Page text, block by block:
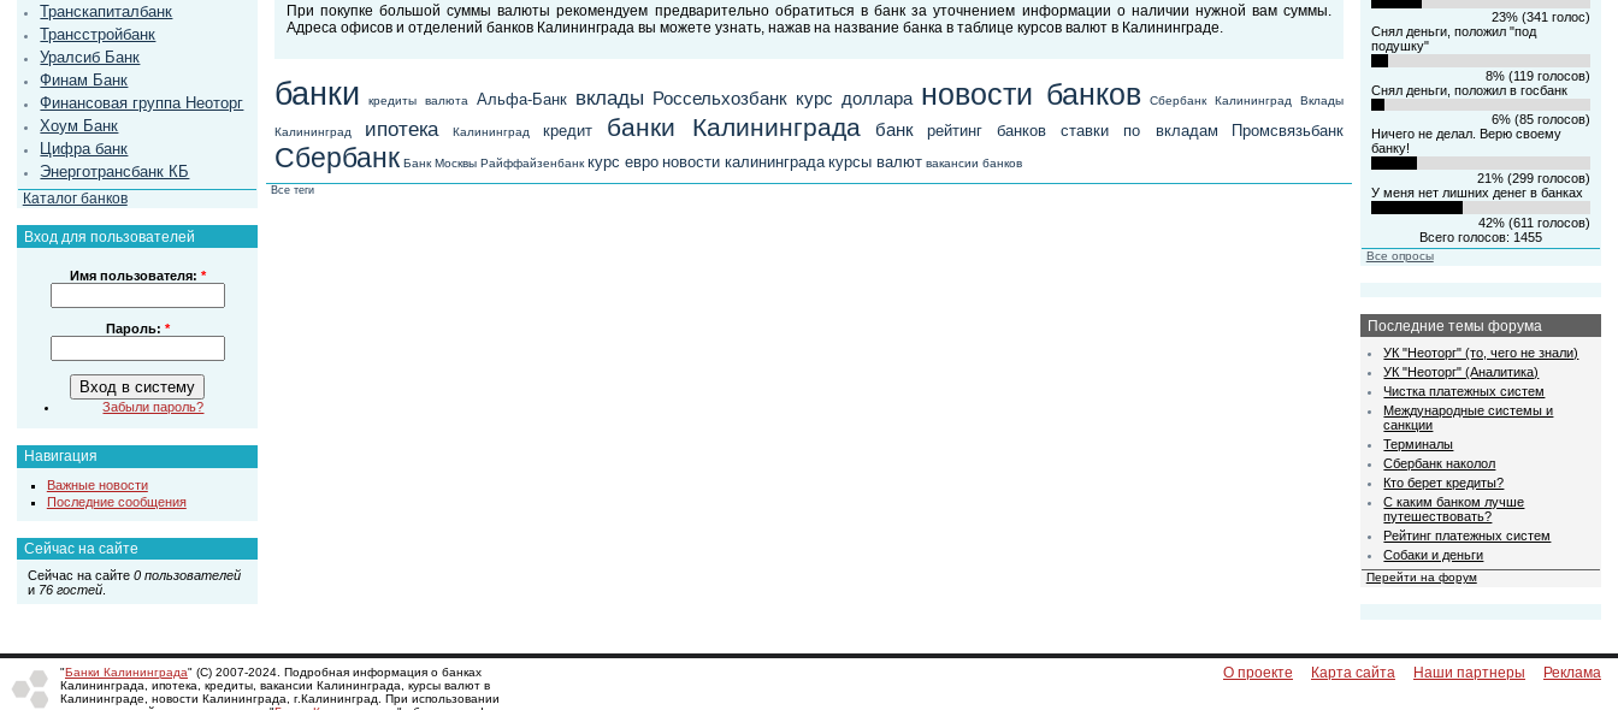
Транскапиталбанк
Трансстройбанк
Уралсиб Банк
Финам Банк
Финансовая группа Неоторг
Хоум Банк
Цифра банк
Энерготрансбанк КБ
Каталог банков
Вход для пользователей
Имя пользователя: *
Пароль: *
Забыли пароль?
Навигация
Важные новости
Последние сообщения
Сейчас на сайте
Сейчас на сайте 0 пользователей
и 76 гостей.
При покупке большой суммы валюты рекомендуем предварительно обратиться в банк за уточнением информации о наличии нужной вам суммы.
Адреса офисов и отделений банков Калининграда вы можете узнать, нажав на название банка в таблице курсов валют в Калининграде.
банки кредиты валюта Альфа-Банк вклады Россельхозбанк курс доллара новости банков Сбербанк Калининград Вклады
Калининград ипотека Калининград кредит банки Калининграда банк рейтинг банков ставки по вкладам Промсвязьбанк
Сбербанк Банк Москвы Райффайзенбанк курс евро новости калининграда курсы валют вакансии банков
Все теги
23% (341 голос)
Снял деньги, положил "под
подушку"
8% (119 голосов)
Снял деньги, положил в госбанк
6% (85 голосов)
Ничего не делал. Верю своему
банку!
21% (299 голосов)
У меня нет лишних денег в банках
42% (611 голосов)
Всего голосов: 1455
Все опросы
Последние темы форума
УК "Неоторг" (то, чего не знали)
УК "Неоторг" (Аналитика)
Чистка платежных систем
Международные системы и
санкции
Терминалы
Сбербанк наколол
Кто берет кредиты?
С каким банком лучше
путешествовать?
Рейтинг платежных систем
Собаки и деньги
Перейти на форум
"Банки Калининграда" (С) 2007-2024. Подробная информация о банках
Калининграда, ипотека, кредиты, вакансии Калининграда, курсы валют в
Калининграде, новости Калининграда, г.Калининград. При использовании
О проекте Карта сайта Наши партнеры Реклама